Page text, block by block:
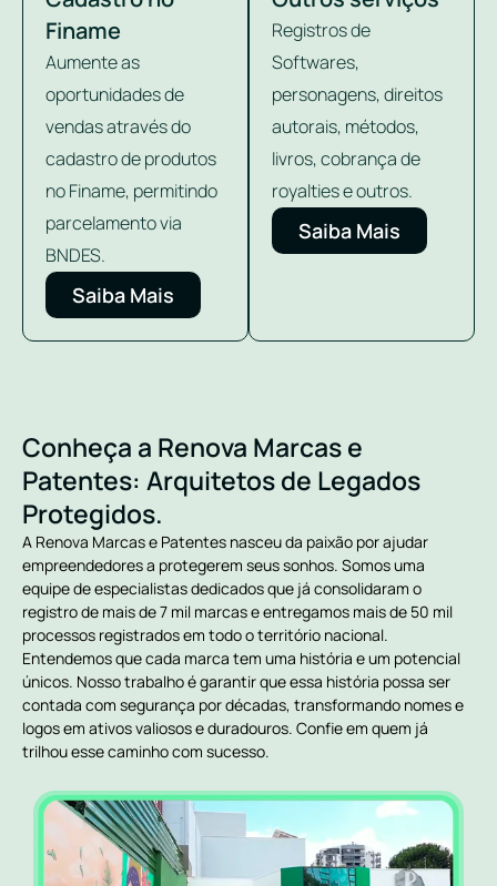
Finame
Aumente as
oportunidades de
vendas através do
cadastro de produtos
no Finame, permitindo
parcelamento via
BNDES.
Saiba Mais
Registros de
Softwares,
personagens, direitos
autorais, métodos,
livros, cobrança de
royalties e outros.
Saiba Mais
Conheça a Renova Marcas e
Patentes: Arquitetos de Legados
Protegidos.
A Renova Marcas e Patentes nasceu da paixão por ajudar
empreendedores a protegerem seus sonhos. Somos uma
equipe de especialistas dedicados que já consolidaram o
registro de mais de 7 mil marcas e entregamos mais de 50 mil
processos registrados em todo o território nacional.
Entendemos que cada marca tem uma história e um potencial
únicos. Nosso trabalho é garantir que essa história possa ser
contada com segurança por décadas, transformando nomes e
logos em ativos valiosos e duradouros. Confie em quem já
trilhou esse caminho com sucesso.